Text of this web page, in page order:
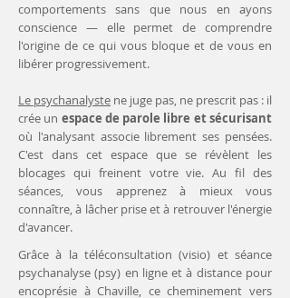
comportements sans que nous en ayons
conscience — elle permet de comprendre
l'origine de ce qui vous bloque et de vous en
libérer progressivement.
Le psychanalyste ne juge pas, ne prescrit pas : il
crée un espace de parole libre et sécurisant
où l'analysant associe librement ses pensées.
C'est dans cet espace que se révèlent les
blocages qui freinent votre vie. Au fil des
séances, vous apprenez à mieux vous
connaître, à lâcher prise et à retrouver l'énergie
d'avancer.
Grâce à la téléconsultation (visio) et séance
psychanalyse (psy) en ligne et à distance pour
encoprésie à Chaville, ce cheminement vers